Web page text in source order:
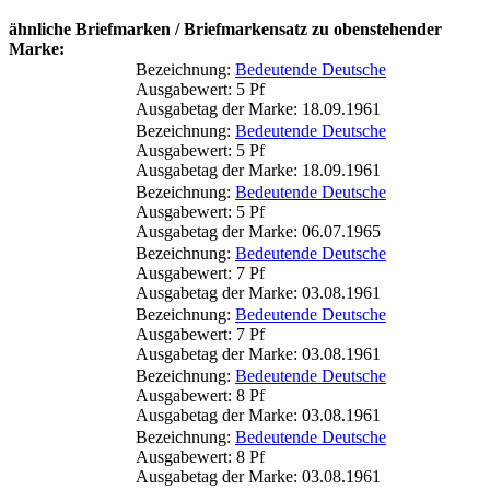
ähnliche Briefmarken / Briefmarkensatz zu obenstehender
Marke:
Bezeichnung: Bedeutende Deutsche
Ausgabewert: 5 Pf
Ausgabetag der Marke: 18.09.1961
Bezeichnung: Bedeutende Deutsche
Ausgabewert: 5 Pf
Ausgabetag der Marke: 18.09.1961
Bezeichnung: Bedeutende Deutsche
Ausgabewert: 5 Pf
Ausgabetag der Marke: 06.07.1965
Bezeichnung: Bedeutende Deutsche
Ausgabewert: 7 Pf
Ausgabetag der Marke: 03.08.1961
Bezeichnung: Bedeutende Deutsche
Ausgabewert: 7 Pf
Ausgabetag der Marke: 03.08.1961
Bezeichnung: Bedeutende Deutsche
Ausgabewert: 8 Pf
Ausgabetag der Marke: 03.08.1961
Bezeichnung: Bedeutende Deutsche
Ausgabewert: 8 Pf
Ausgabetag der Marke: 03.08.1961